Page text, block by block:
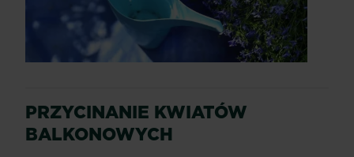
PRZYCINANIE KWIATÓW
BALKONOWYCH